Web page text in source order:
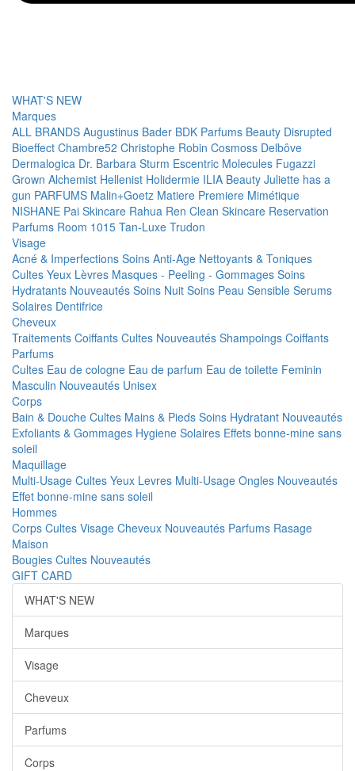
WHAT'S NEW
Marques
ALL BRANDS Augustinus Bader BDK Parfums Beauty Disrupted
Bioeffect Chambre52 Christophe Robin Cosmoss Delbôve
Dermalogica Dr. Barbara Sturm Escentric Molecules Fugazzi
Grown Alchemist Hellenist Holidermie ILIA Beauty Juliette has a
gun PARFUMS Malin+Goetz Matiere Premiere Mimétique
NISHANE Pai Skincare Rahua Ren Clean Skincare Reservation
Parfums Room 1015 Tan-Luxe Trudon
Visage
Acné & Imperfections Soins Anti-Age Nettoyants & Toniques
Cultes Yeux Lèvres Masques - Peeling - Gommages Soins
Hydratants Nouveautés Soins Nuit Soins Peau Sensible Serums
Solaires Dentifrice
Cheveux
Traitements Coiffants Cultes Nouveautés Shampoings Coiffants
Parfums
Cultes Eau de cologne Eau de parfum Eau de toilette Feminin
Masculin Nouveautés Unisex
Corps
Bain & Douche Cultes Mains & Pieds Soins Hydratant Nouveautés
Exfoliants & Gommages Hygiene Solaires Effets bonne-mine sans
soleil
Maquillage
Multi-Usage Cultes Yeux Levres Multi-Usage Ongles Nouveautés
Effet bonne-mine sans soleil
Hommes
Corps Cultes Visage Cheveux Nouveautés Parfums Rasage
Maison
Bougies Cultes Nouveautés
GIFT CARD
WHAT'S NEW
Marques
Visage
Cheveux
Parfums
Corps